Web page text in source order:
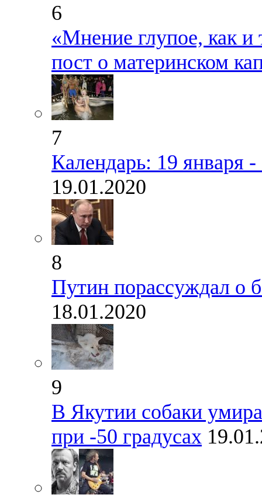
6
«Мнение глупое, как и
пост о материнском
7
Календарь: 19 января
19.01.2020
8
Путин порассуждал о
18.01.2020
9
В Якутии собаки
при -50 градусах